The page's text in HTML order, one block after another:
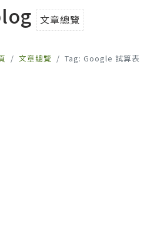
文章總覽
文章總覽 Tag: Google 試算表